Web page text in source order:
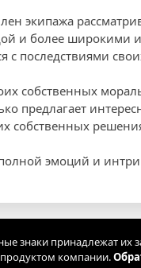
экипажа
и более широкими
с последствиями
собственных
предлагает
собственных
эмоций и
знаки принадлежат
компании.